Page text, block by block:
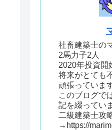
社畜建築士の
2馬力子2人
2020年投資開
将来がとても
頑張っていま
このブログで
記を綴ってい
二級建築士攻
→https://